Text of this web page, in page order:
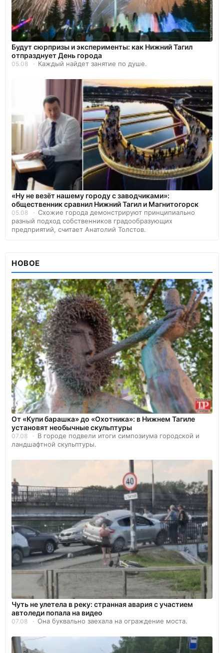
Будут сюрпризы и эксперименты: как Нижний Тагил
отпразднует День города
05.08 Каждый найдет занятие по душе.
«Ну не везёт нашему городу с заводчиками»:
общественник сравнил Нижний Тагил и Магнитогорск
05.08
Схожие города демонстрируют принципиально
разный подход собственников градообразующих
предприятий, считает Анатолий Толстов.
НОВОЕ
От «Купи барашка» до «Охотника»: в Нижнем Тагиле
установят необычные скульптуры
07.08
В городе подвели итоги симпозиума городской и
ландшафтной скульптуры.
Чуть не улетела в реку: странная авария с участием
автоледи попала на видео
07.08 Она буквально заехала на ограждение моста.